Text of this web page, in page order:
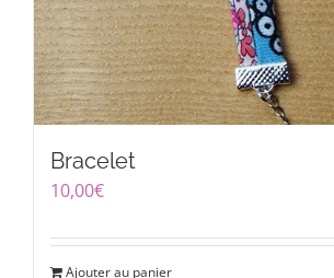
Bracelet
10,00€
Ajouter au panier